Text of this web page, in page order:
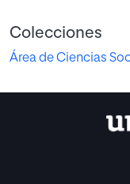
Colecciones
Área de Ciencias